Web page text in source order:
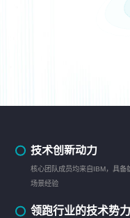
技术创新动力
核心团队成员均来自IBM，具备
场景经验
领跑行业的技术势力